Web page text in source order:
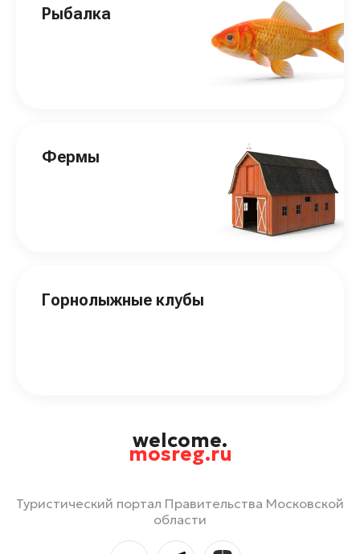
Рыбалка
Фермы
Горнолыжные клубы
welcome.
mosreg.ru
Туристический портал Правительства Московской
области